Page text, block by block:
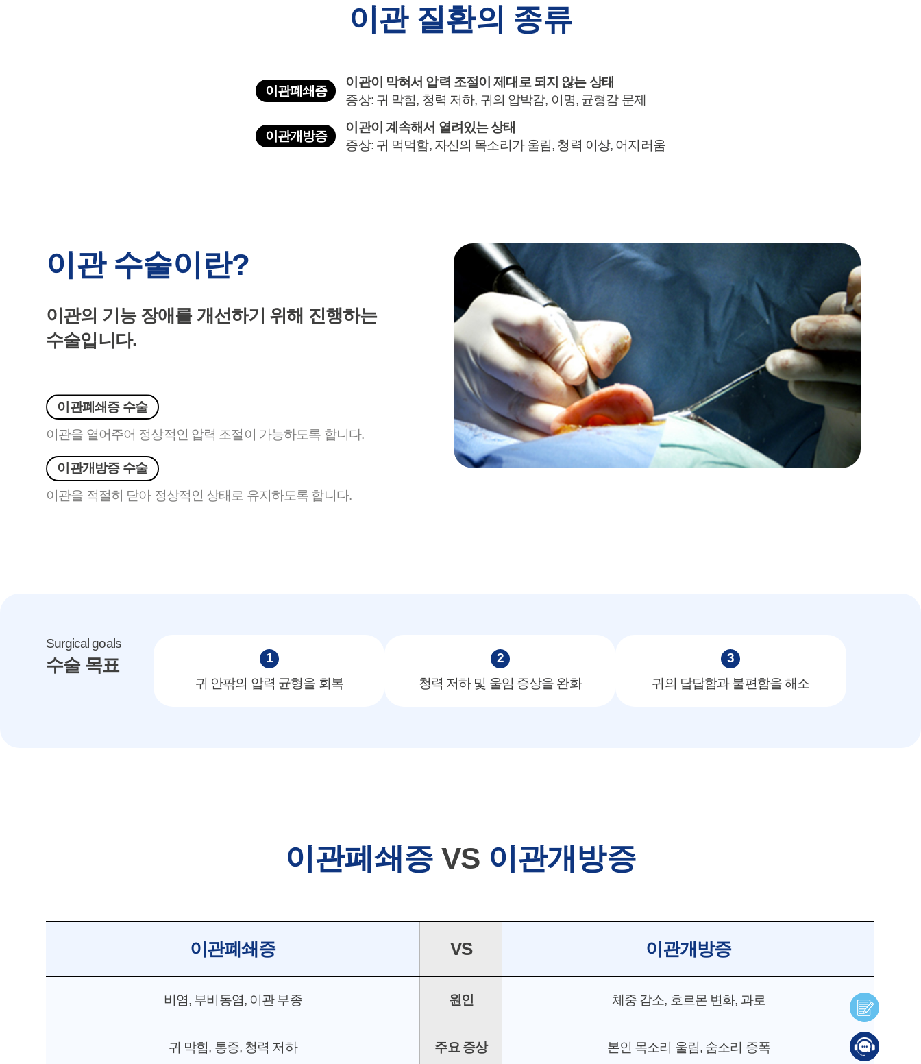
이관 질환의 종류
이관폐쇄증
이관이 막혀서 압력 조절이 제대로 되지 않는 상태
증상: 귀 막힘, 청력 저하, 귀의 압박감, 이명, 균형감 문제
이관개방증
이관이 계속해서 열려있는 상태
증상: 귀 먹먹함, 자신의 목소리가 울림, 청력 이상, 어지러움
이관 수술이란?
이관의 기능 장애를 개선하기 위해 진행하는
수술입니다.
이관폐쇄증 수술
이관을 열어주어 정상적인 압력 조절이 가능하도록 합니다.
이관개방증 수술
이관을 적절히 닫아 정상적인 상태로 유지하도록 합니다.
Surgical goals
수술 목표
1
귀 안팎의 압력 균형을 회복
2
청력 저하 및 울임 증상을 완화
3
귀의 답답함과 불편함을 해소
이관폐쇄증 VS 이관개방증
이관폐쇄증 VS 이관개방증
비염, 부비동염, 이관 부종 원인 체중 감소, 호르몬 변화, 과로
귀 막힘, 통증, 청력 저하 주요 증상 본인 목소리 울림, 숨소리 증폭